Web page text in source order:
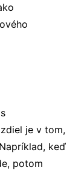
je v tom,
keď
potom